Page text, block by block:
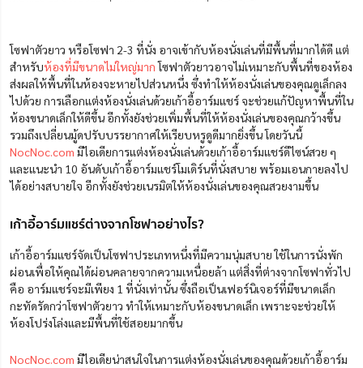
โซฟาตัวยาว หรือโซฟา 2-3 ที่นั่ง อาจเข้ากับห้องนั่งเล่นที่มีพื้นที่มากได้ดี แต่
สำหรับห้องที่มีขนาดไม่ใหญ่มากโซฟาตัวยาวอาจไม่เหมาะกับพื้นที่ของห้อง
ส่งผลให้พื้นที่ในห้องจะหายไปส่วนหนึ่ง ซึ่งทำให้ห้องนั่งเล่นของคุณดูเล็กลง
ไปด้วย การเลือกแต่งห้องนั่งเล่นด้วยเก้าอี้อาร์มแชร์ จะช่วยแก้ปัญหาพื้นที่ใน
ห้องขนาดเล็กให้ดีขึ้น อีกทั้งยังช่วยเพิ่มพื้นที่ให้ห้องนั่งเล่นของคุณกว้างขึ้น
รวมถึงเปลี่ยนมู้ดปรับบรรยากาศให้เรียบหรูดูดีมากยิ่งขึ้น โดยวันนี้
NocNoc.com มีไอเดียการแต่งห้องนั่งเล่นด้วยเก้าอี้อาร์มแชร์ดีไซน์สวย ๆ
และแนะนำ 10 อันดับเก้าอี้อาร์มแชร์โมเดิร์นที่นั่งสบาย พร้อมเอนกายลงไป
ได้อย่างสบายใจ อีกทั้งยังช่วยเนรมิตให้ห้องนั่งเล่นของคุณสวยงามขึ้น
เก้าอี้อาร์มแชร์ต่างจากโซฟาอย่างไร?
เก้าอี้อาร์มแชร์จัดเป็นโซฟาประเภทหนึ่งที่มีความนุ่มสบาย ใช้ในการนั่งพัก
ผ่อนเพื่อให้คุณได้ผ่อนคลายจากความเหนื่อยล้า แต่สิ่งที่ต่างจากโซฟาทั่วไป
คือ อาร์มแชร์จะมีเพียง 1 ที่นั่งเท่านั้น ซึ่งถือเป็นเฟอร์นิเจอร์ที่มีขนาดเล็ก
กะทัดรัดกว่าโซฟาตัวยาว ทำให้เหมาะกับห้องขนาดเล็ก เพราะจะช่วยให้
ห้องโปร่งโล่งและมีพื้นที่ใช้สอยมากขึ้น
NocNoc.com มีไอเดียน่าสนใจในการแต่งห้องนั่งเล่นของคุณด้วยเก้าอี้อาร์ม